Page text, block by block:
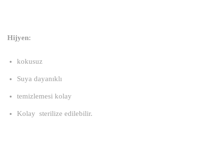
Hijyen:
kokusuz
Suya dayanıklı
temizlemesi kolay
Kolay sterilize edilebilir.